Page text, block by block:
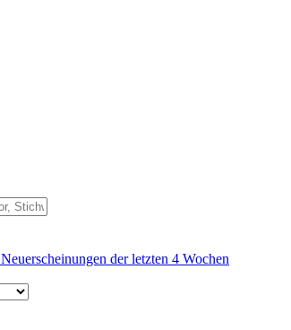
Neuerscheinungen der letzten 4 Wochen